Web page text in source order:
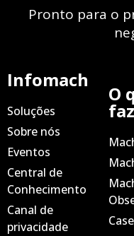
Pronto para o
Infomach
Soluções
Sobre nós
Eventos
Central de
Conhecimento
Canal de
privacidade
O